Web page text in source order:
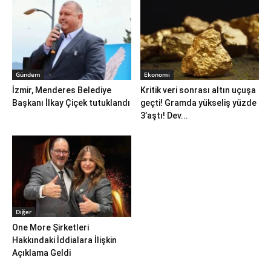
Gündem
İzmir, Menderes Belediye
Başkanı İlkay Çiçek tutuklandı
Ekonomi
Kritik veri sonrası altın uçuşa
geçti! Gramda yükseliş yüzde
3’aştı! Dev...
Diğer
One More Şirketleri
Hakkındaki İddialara İlişkin
Açıklama Geldi